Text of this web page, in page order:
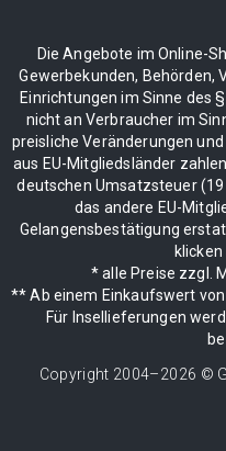
Die Angebote im Online-
Gewerbekunden, Behörden,
Einrichtungen im Sinne des
nicht an Verbraucher im
preisliche Veränderungen
aus EU-Mitgliedsländer
deutschen Umsatzsteuer (19
das andere EU-
Gelangensbestätigung
* alle Preise zzgl.
** Ab einem Einkaufswert von
Für Insellieferungen
Copyright 2004–2026 ©